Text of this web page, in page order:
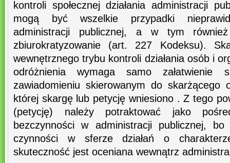
kontroli społecznej działania administracji
mogą być wszelkie przypadki
administracji publicznej, a w tym
zbiurokratyzowanie (art. 227 Kodeksu).
wewnętrznego trybu kontroli działania osób i
odróżnienia wymaga samo załatwienie
zawiadomieniu skierowanym do skarżącego
której skargę lub petycję wniesiono . Z tego
(petycję) należy potraktować jako
bezczynności w administracji publicznej, bo
czynności w sferze działań o
skuteczność jest oceniana wewnątrz